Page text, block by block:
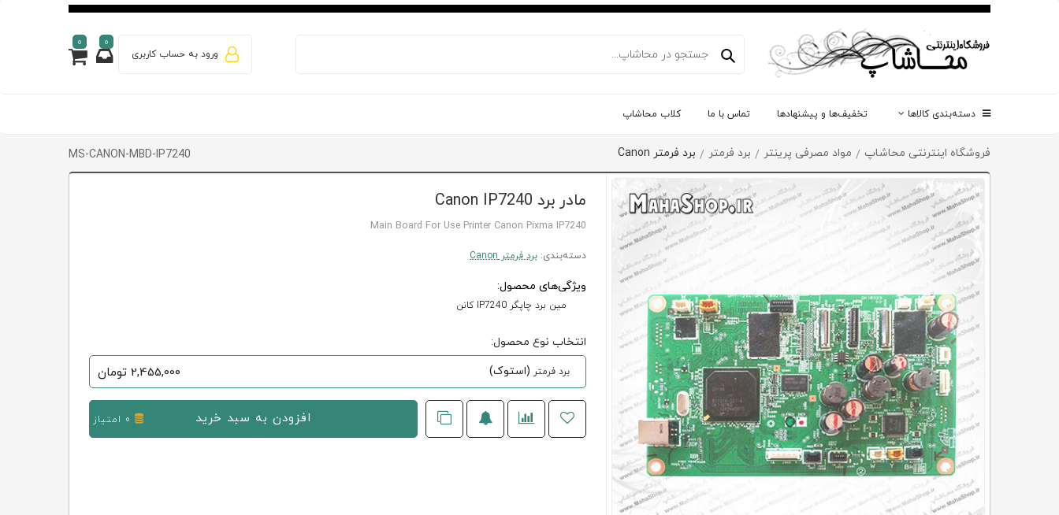
ورود به حساب کاربری
0
0
دسته‌بندی کالاها تخفیف‌ها و پیشنهادها تماس با ما کلاب محاشاپ
فروشگاه اینترنتی محاشاپ / مواد مصرفی پرینتر / برد فرمتر / برد فرمتر Canon MS-CANON-MBD-IP7240
مادر برد Canon IP7240
Main Board For Use Printer Canon Pixma IP7240
دسته‌بندی: برد فرمتر Canon
ویژگی‌های محصول:
مین برد چاپگر IP7240 کانن
انتخاب نوع محصول:
برد فرمتر (استوک) 2,455,000 تومان
افزودن به سبد خرید 0 امتیاز